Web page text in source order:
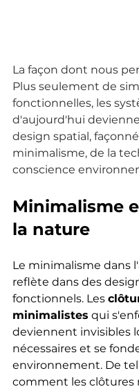
La façon dont nous
Plus seulement de
fonctionnelles, les
d'aujourd'hui
design spatial,
minimalisme, de la
conscience
Minimalisme
la nature
Le minimalisme dans
reflète dans des
fonctionnels. Les
minimalistes qui
deviennent invisibles
nécessaires et se
environnement. De
comment les clôtures